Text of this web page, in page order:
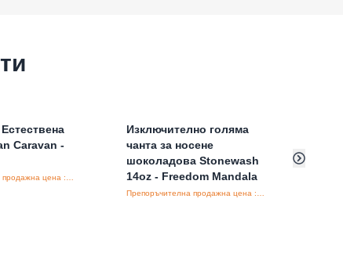
Caravan -
Изключително голяма
чанта за носене
шоколадова Stonewash
14oz - Freedom Mandala